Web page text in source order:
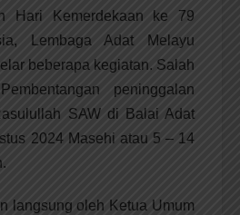
Hari Kemerdekaan ke 79
Lembaga Adat Melayu
beberapa kegiatan. Salah
peninggalan
SAW di Balai Adat
2024 Masehi atau 5 – 14
langsung oleh Ketua Umum